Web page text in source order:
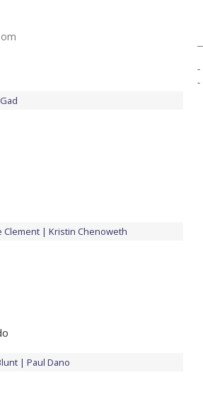
Clement Kristin Chenoweth
Paul Dano